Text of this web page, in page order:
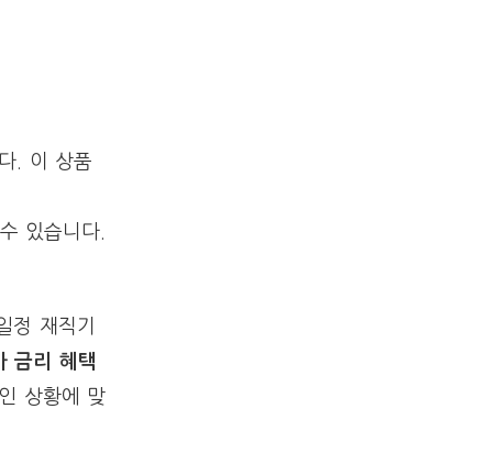
. 이 상품
있습니다.
정 재직기
금리 혜택
상황에 맞